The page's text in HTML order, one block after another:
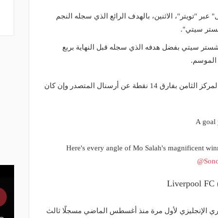
"تويتر"، الاثنين، بالهدف الرائع الذي سجله النجم
سيتي".
سيتي بفضل هدفه الذي سجله قبل النهاية بربع
الموسم.
ورفع ليفربول رصيده إلى 13 نقطة في المركز الثامن بفارق 14 نقطة عن أرسنال المتصدر وإن كان
A goal
Here's every angle of Mo Salah's magnificent
الإنجليزي لأول مرة منذ أغسطس الماضي مسجلًا ثالث